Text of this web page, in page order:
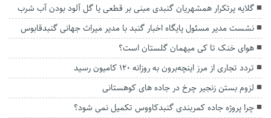
گلایه پرتکرار همشهریان گنبدی مبنی بر قطعی یا گل آلود بودن آب شرب
نشست مدیر مسئول پایگاه اخبار گنبد با مدیر میراث جهانی گنبدقابوس
هوای خنک تا کی میهمان گلستان است؟
تردد تجاری از مرز اینچه‌برون به روزانه ۱۲۰ کامیون رسید
لزوم بستن زنجیر چرخ در جاده های کوهستانی
چرا پروژه جاده کمربندی گنبدکاووس تکمیل نمی شود؟